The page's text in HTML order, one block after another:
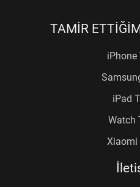
TAMİR
iPhone
iPad
Watch
Xiaomi